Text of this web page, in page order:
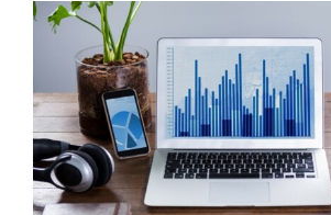
Bekijk
grotere
afbeelding